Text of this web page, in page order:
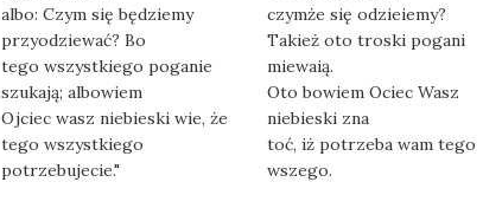
albo: Czym się będziemy
przyodziewać? Bo
tego wszystkiego poganie
szukają; albowiem
Ojciec wasz niebieski wie, że
tego wszystkiego
potrzebujecie."
czymże się odzieiemy?
Takież oto troski pogani
miewaią.
Oto bowiem Ociec Wasz
niebieski zna
toć, iż potrzeba wam tego
wszego.